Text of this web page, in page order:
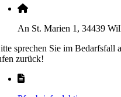
An St. Marien 1, 34439
sprechen Sie im Bedarfsfall
zurück!